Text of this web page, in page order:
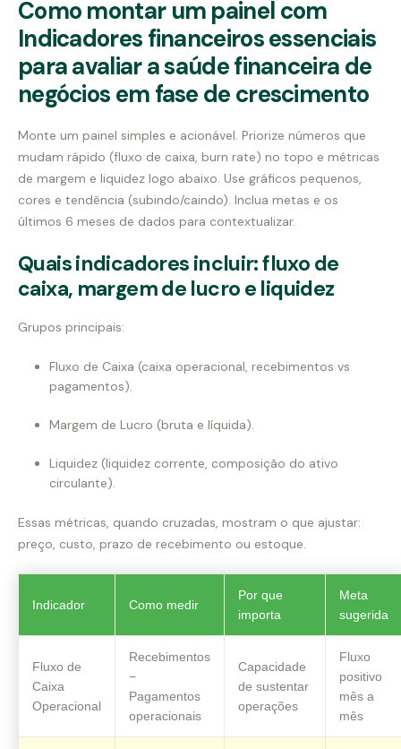
Como montar um painel com
Indicadores financeiros essenciais
para avaliar a saúde financeira de
negócios em fase de crescimento
Monte um painel simples e acionável. Priorize números que
mudam rápido (fluxo de caixa, burn rate) no topo e métricas
de margem e liquidez logo abaixo. Use gráficos pequenos,
cores e tendência (subindo/caindo). Inclua metas e os
últimos 6 meses de dados para contextualizar.
Quais indicadores incluir: fluxo de
caixa, margem de lucro e liquidez
Grupos principais:
Fluxo de Caixa (caixa operacional, recebimentos vs
pagamentos).
Margem de Lucro (bruta e líquida).
Liquidez (liquidez corrente, composição do ativo
circulante).
Essas métricas, quando cruzadas, mostram o que ajustar:
preço, custo, prazo de recebimento ou estoque.
Indicador Como medir
Por que
importa
Meta
sugerida
Fluxo de
Caixa
Operacional
Recebimentos
−
Pagamentos
operacionais
Capacidade
de sustentar
operações
Fluxo
positivo
mês a
mês